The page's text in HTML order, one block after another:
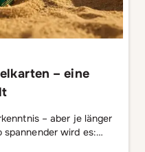
– eine
– aber je länger
spannender wird es: